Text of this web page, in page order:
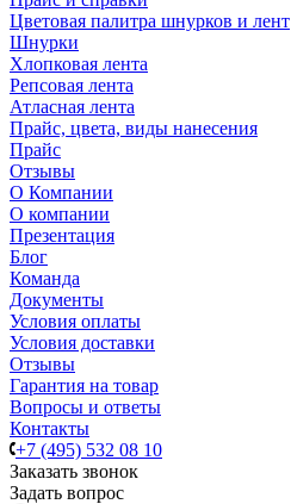
Цветовая палитра шнурков и лент
Шнурки
Хлопковая лента
Репсовая лента
Атласная лента
Прайс, цвета, виды нанесения
Прайс
Отзывы
О Компании
О компании
Презентация
Блог
Команда
Документы
Условия оплаты
Условия доставки
Отзывы
Гарантия на товар
Вопросы и ответы
Контакты
+7 (495) 532 08 10
Заказать звонок
Задать вопрос